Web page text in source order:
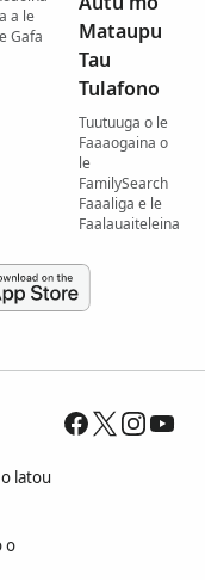
a le
Gafa
Mataupu
Tau
Tulafono
Tuutuuga o le
Faaaogaina o
le
FamilySearch
Faaaliga e le
Faalauaiteleina
latou
o